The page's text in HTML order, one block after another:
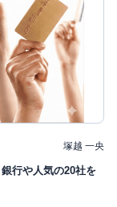
塚越 一央
行や人気の20社を